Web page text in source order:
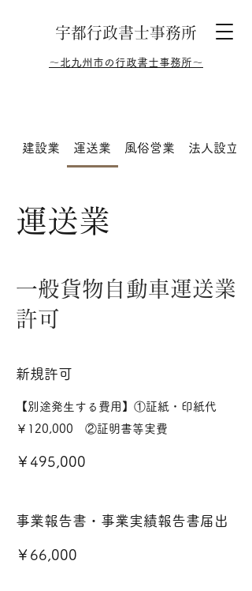
​宇都行政書士事務所
～北九州市の行政書士事務所～
建設業 運送業 風俗営業 法人設立
運送業
一般貨物自動車運送業
許可
新規許可
【別途発生する費用】①証紙・印紙代
￥495,000
事業報告書・事業実績報告書届出
￥66,000